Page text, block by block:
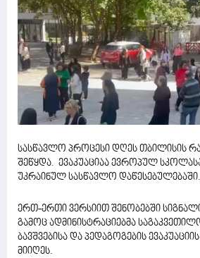
სასწავლო პროცესი დღეს თბილისის
შეწყდა. ევაკუაციაა ევროპულ
უკრაინულ სასწავლო დაწესებულებაში.
ერთ-ერთი ვერსიით შენობებში
გამოც ადმინისტრაციებმა
ბავშვებისა და პედაგოგების
მიიღეს.